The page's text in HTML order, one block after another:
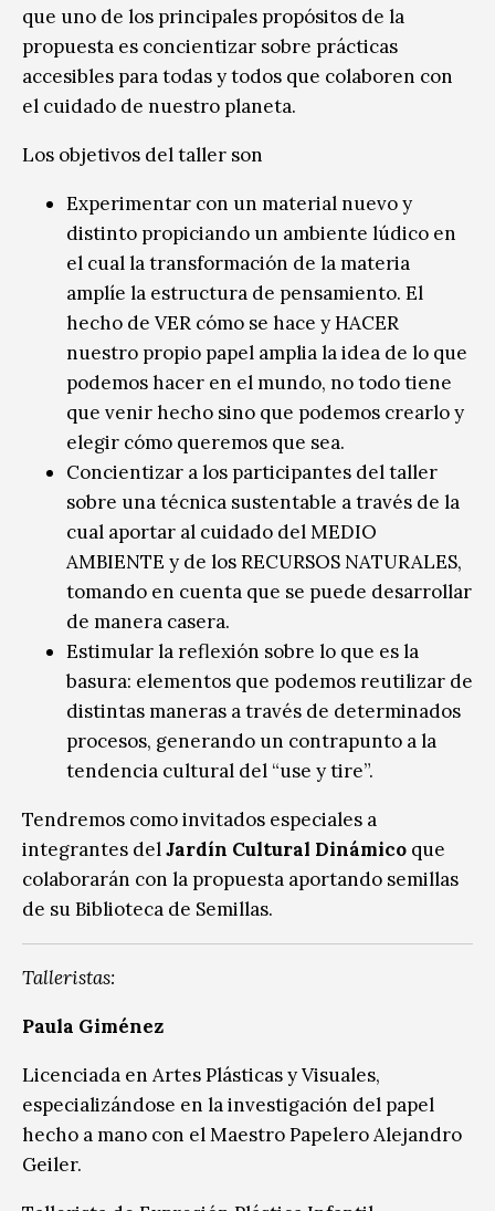
que uno de los principales propósitos de la
propuesta es concientizar sobre prácticas
accesibles para todas y todos que colaboren con
el cuidado de nuestro planeta.
Los objetivos del taller son
Experimentar con un material nuevo y
distinto propiciando un ambiente lúdico en
el cual la transformación de la materia
amplíe la estructura de pensamiento. El
hecho de VER cómo se hace y HACER
nuestro propio papel amplia la idea de lo que
podemos hacer en el mundo, no todo tiene
que venir hecho sino que podemos crearlo y
elegir cómo queremos que sea.
Concientizar a los participantes del taller
sobre una técnica sustentable a través de la
cual aportar al cuidado del MEDIO
AMBIENTE y de los RECURSOS NATURALES,
tomando en cuenta que se puede desarrollar
de manera casera.
Estimular la reflexión sobre lo que es la
basura: elementos que podemos reutilizar de
distintas maneras a través de determinados
procesos, generando un contrapunto a la
tendencia cultural del “use y tire”.
Tendremos como invitados especiales a
integrantes delJardín Cultural Dinámico que
colaborarán con la propuesta aportando semillas
de su Biblioteca de Semillas.
Talleristas:
Paula Giménez
Licenciada en Artes Plásticas y Visuales,
especializándose en la investigación del papel
hecho a mano con el Maestro Papelero Alejandro
Geiler.